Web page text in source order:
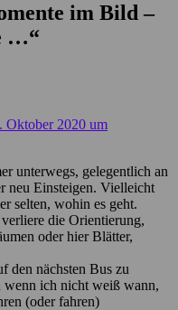
im Bild –
…“
Oktober 2020 um
unterwegs, gelegentlich an
neu Einsteigen. Vielleicht
selten, wohin es geht.
die Orientierung,
oder hier Blätter,
den nächsten Bus zu
wenn ich nicht weiß wann,
(oder fahren)